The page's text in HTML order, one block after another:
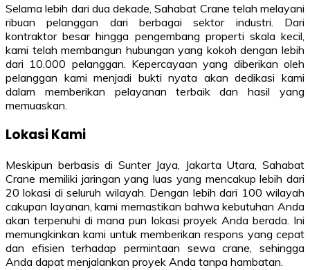
Selama lebih dari dua dekade, Sahabat Crane telah melayani
ribuan pelanggan dari berbagai sektor industri. Dari
kontraktor besar hingga pengembang properti skala kecil,
kami telah membangun hubungan yang kokoh dengan lebih
dari 10.000 pelanggan. Kepercayaan yang diberikan oleh
pelanggan kami menjadi bukti nyata akan dedikasi kami
dalam memberikan pelayanan terbaik dan hasil yang
memuaskan.
Lokasi Kami
Meskipun berbasis di Sunter Jaya, Jakarta Utara, Sahabat
Crane memiliki jaringan yang luas yang mencakup lebih dari
20 lokasi di seluruh wilayah. Dengan lebih dari 100 wilayah
cakupan layanan, kami memastikan bahwa kebutuhan Anda
akan terpenuhi di mana pun lokasi proyek Anda berada. Ini
memungkinkan kami untuk memberikan respons yang cepat
dan efisien terhadap permintaan sewa crane, sehingga
Anda dapat menjalankan proyek Anda tanpa hambatan.